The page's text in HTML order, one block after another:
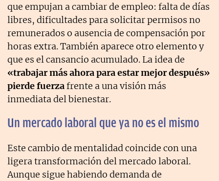
que empujan a cambiar de empleo: falta de días
libres, dificultades para solicitar permisos no
remunerados o ausencia de compensación por
horas extra. También aparece otro elemento y
que es el cansancio acumulado. La idea de
«trabajar más ahora para estar mejor después»
pierde fuerzafrente a una visión más
inmediata del bienestar.
Un mercado laboral que ya no es el mismo
Este cambio de mentalidad coincide con una
ligera transformación del mercado laboral.
Aunque sigue habiendo demanda de